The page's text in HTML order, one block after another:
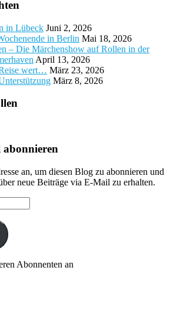
in Lübeck Juni 2, 2026
in Berlin Mai 18, 2026
– Die Märchenshow auf Rollen in der
April 13, 2026
wert… März 23, 2026
März 8, 2026
an, um diesen Blog zu abonnieren und
neue Beiträge via E-Mail zu erhalten.
Abonnenten an